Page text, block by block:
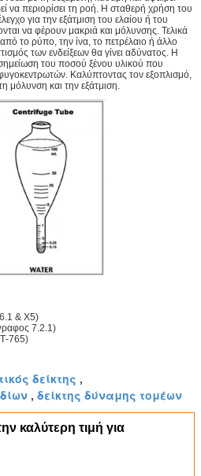
να περιορίσει τη ροή. Η σταθερή χρήση του
για την εξάτμιση του ελαίου ή του
να φέρουν μακριά και μόλυνσης. Τελικά
το ρύπο, την ίνα, το πετρέλαιο ή άλλο
των ενδείξεων θα γίνει αδύνατος. Η
του ποσού ξένου υλικού που
Καλύπτοντας τον εξοπλισμό,
μόλυνση και την εξάτμιση.
& X5)
7.2.1)
765)
δείκτης ,
, δείκτης δύναμης τομέων
καλύτερη τιμή για